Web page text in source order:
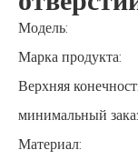
Модель:
Марка продукта:
Верхняя
минимальный
Материал: